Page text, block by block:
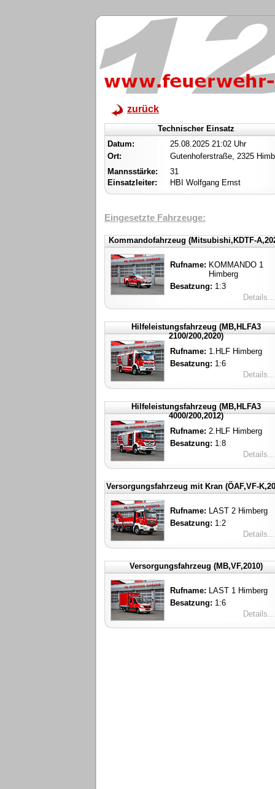
zurück
Technischer Einsatz
Datum:
25.08.2025 21:02 Uhr
Ort:
Gutenhoferstraße, 2325
Mannsstärke:
31
Einsatzleiter:
HBI Wolfgang Ernst
Eingesetzte Fahrzeuge:
Kommandofahrzeug (Mitsubishi,KDTF-
Rufname: KOMMANDO 1
Himberg
Besatzung: 1:3
Details...
Hilfeleistungsfahrzeug (MB,HLFA3
2100/200,2020)
Rufname: 1.HLF Himberg
Besatzung: 1:6
Details...
Hilfeleistungsfahrzeug (MB,HLFA3
4000/200,2012)
Rufname: 2.HLF Himberg
Besatzung: 1:8
Details...
Versorgungsfahrzeug mit Kran (ÖAF,VF-
Rufname: LAST 2 Himberg
Besatzung: 1:2
Details...
Versorgungsfahrzeug (MB,VF,2010)
Rufname: LAST 1 Himberg
Besatzung: 1:6
Details...